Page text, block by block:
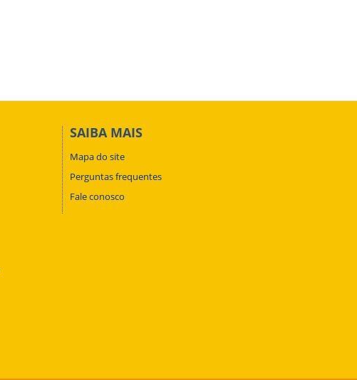
SAIBA MAIS
Mapa do site
Perguntas frequentes
Fale conosco